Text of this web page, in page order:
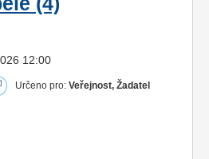
12:00
Určeno pro: Veřejnost, Žadatel